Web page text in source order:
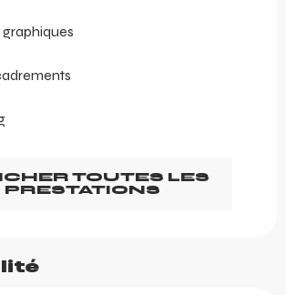
TOUTES LES
PRESTATIONS